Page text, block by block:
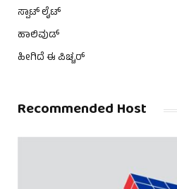
ಸ್ಪಾಟ್ ಲೈಟ್
ಹಾಲಿವುಡ್
ಹೀಗಿದೆ ಈ ಪಿಚ್ಚರ್
Recommended Host